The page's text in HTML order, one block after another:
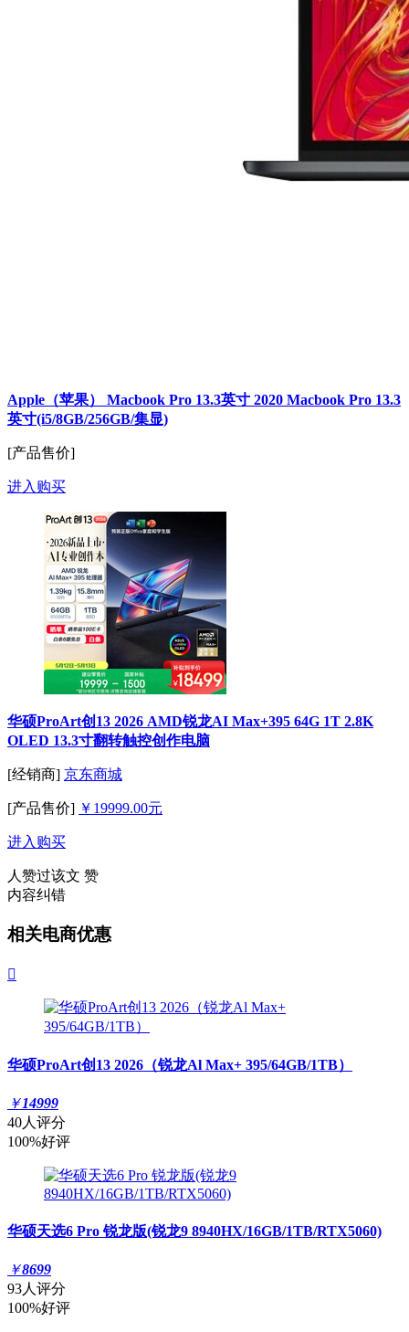
Apple（苹果） Macbook Pro 13.3英寸 2020 Macbook Pro 13.3
英寸(i5/8GB/256GB/集显)
[产品售价]
进入购买
华硕ProArt创13 2026 AMD锐龙AI Max+395 64G 1T 2.8K
OLED 13.3寸翻转触控创作电脑
[经销商] 京东商城
[产品售价] ￥19999.00元
进入购买
人赞过该文 赞
内容纠错
相关电商优惠

华硕ProArt创13 2026（锐龙Al Max+ 395/64GB/1TB）
￥14999
40人评分
100%好评
华硕天选6 Pro 锐龙版(锐龙9 8940HX/16GB/1TB/RTX5060)
￥8699
93人评分
100%好评